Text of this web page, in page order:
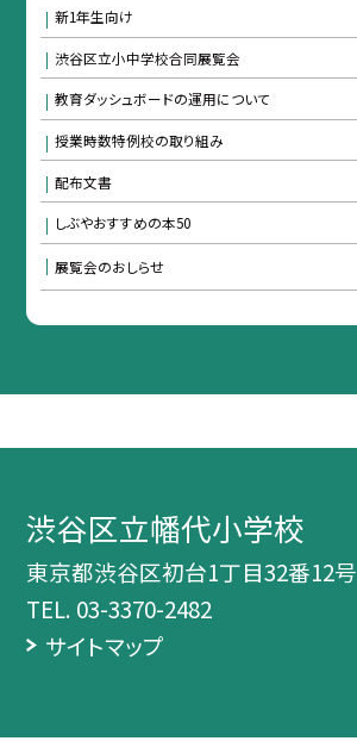
新1年生向け
渋谷区立小中学校合同展覧会
教育ダッシュボードの運用について
授業時数特例校の取り組み
配布文書
しぶやおすすめの本50
展覧会のおしらせ
渋谷区立幡代小学校
東京都渋谷区初台1丁目32番12号
TEL. 03-3370-2482
サイトマップ